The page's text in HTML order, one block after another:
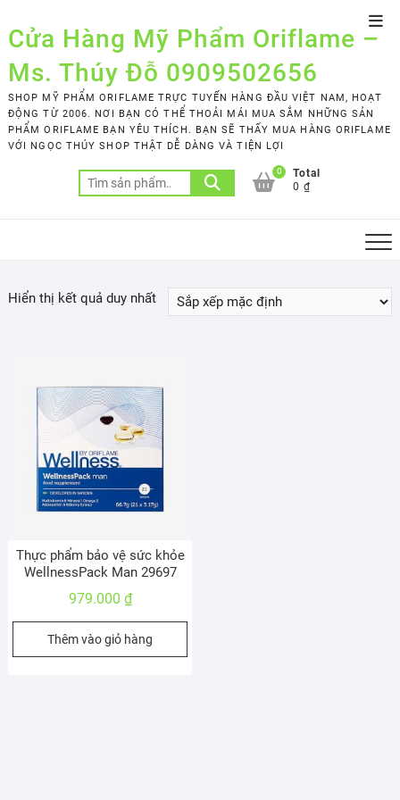
to
content
Cửa Hàng Mỹ Phẩm Oriflame –
Ms. Thúy Đỗ 0909502656
SHOP MỸ PHẨM ORIFLAME TRỰC TUYẾN HÀNG ĐẦU VIỆT NAM, HOẠT
ĐỘNG TỪ 2006. NƠI BẠN CÓ THỂ THOẢI MÁI MUA SẮM NHỮNG SẢN
PHẨM ORIFLAME BẠN YÊU THÍCH. BẠN SẼ THẤY MUA HÀNG ORIFLAME
VỚI NGỌC THÚY SHOP THẬT DỄ DÀNG VÀ TIỆN LỢI
Tìm
kiếm:
0
Total
0 ₫
Hiển thị kết quả duy nhất
Thực phẩm bảo vệ sức khỏe
WellnessPack Man 29697
979.000 ₫
Thêm vào giỏ hàng